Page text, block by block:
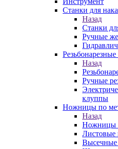
Станки для
Назад
Станки
Ручные
Назад
Ручные
клуппы
Ножницы по
Назад
Ножницы
Листовые